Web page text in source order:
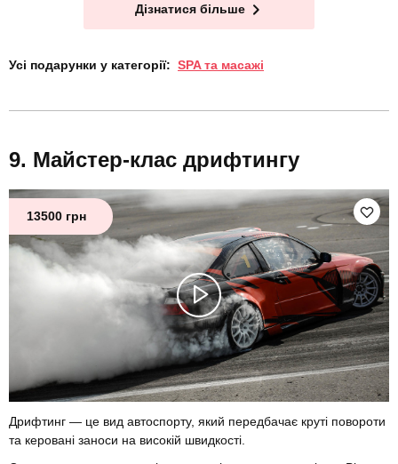
Дізнатися більше
Усі подарунки у категорії: SPA та масажі
Майстер-клас дрифтингу
13500 грн
Дрифтинг — це вид автоспорту, який передбачає круті повороти
та керовані заноси на високій швидкості.